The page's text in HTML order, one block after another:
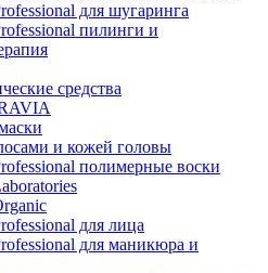
для шугаринга
пилинги и
средства
и кожей головы
полимерные воски
для лица
для маникюра и